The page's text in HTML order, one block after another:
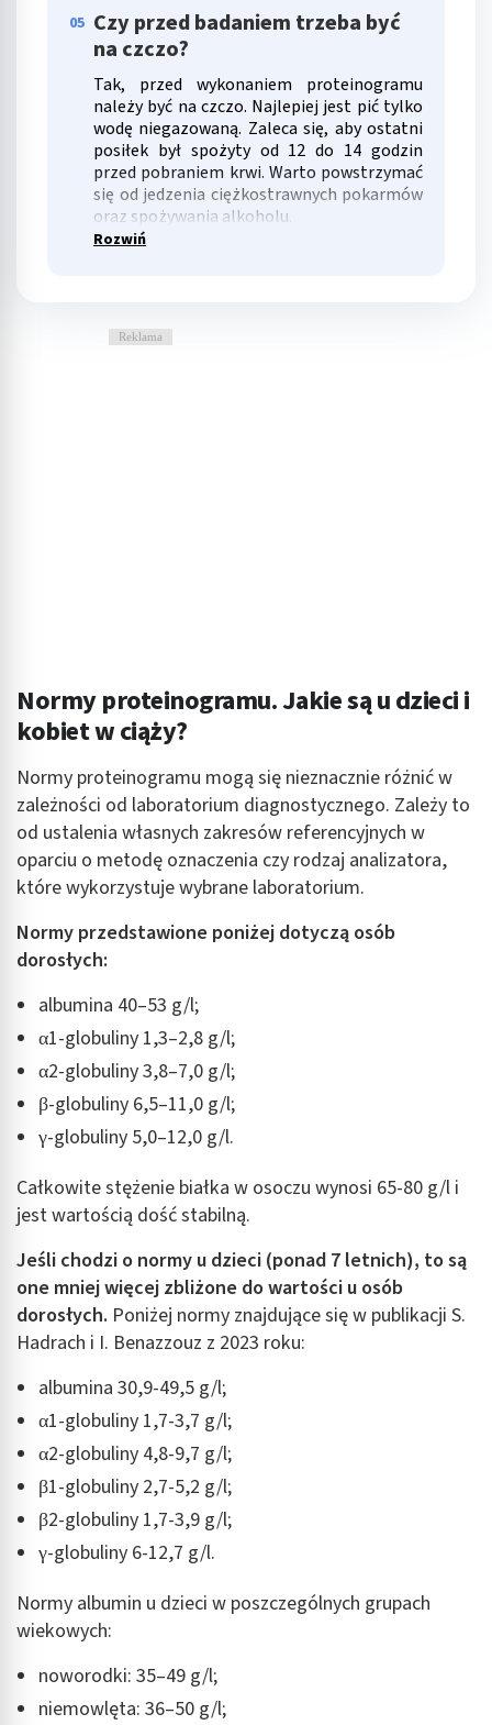
05 Czy przed badaniem trzeba być
na czczo?
Tak, przed wykonaniem proteinogramu
należy być na czczo. Najlepiej jest pić tylko
wodę niegazowaną. Zaleca się, aby ostatni
posiłek był spożyty od 12 do 14 godzin
przed pobraniem krwi. Warto powstrzymać
się od jedzenia ciężkostrawnych pokarmów
oraz spożywania alkoholu.
Rozwiń
Reklama
Normy proteinogramu. Jakie są u dzieci i
kobiet w ciąży?
Normy proteinogramu mogą się nieznacznie różnić w
zależności od laboratorium diagnostycznego. Zależy to
od ustalenia własnych zakresów referencyjnych w
oparciu o metodę oznaczenia czy rodzaj analizatora,
które wykorzystuje wybrane laboratorium.
Normy przedstawione poniżej dotyczą osób
dorosłych:
albumina 40–53 g/l;
α1-globuliny 1,3–2,8 g/l;
α2-globuliny 3,8–7,0 g/l;
β-globuliny 6,5–11,0 g/l;
γ-globuliny 5,0–12,0 g/l.
Całkowite stężenie białka w osoczu wynosi 65-80 g/l i
jest wartością dość stabilną.
Jeśli chodzi o normy u dzieci (ponad 7 letnich), to są
one mniej więcej zbliżone do wartości u osób
dorosłych. Poniżej normy znajdujące się w publikacji S.
Hadrach i I. Benazzouz z 2023 roku:
albumina 30,9-49,5 g/l;
α1-globuliny 1,7-3,7 g/l;
α2-globuliny 4,8-9,7 g/l;
β1-globuliny 2,7-5,2 g/l;
β2-globuliny 1,7-3,9 g/l;
γ-globuliny 6-12,7 g/l.
Normy albumin u dzieci w poszczególnych grupach
wiekowych:
noworodki: 35–49 g/l;
niemowlęta: 36–50 g/l;
Rozwój i ulepszanie usług
Wykorzystywanie ograniczonych danych do
wyboru treści
Funkcje specjalne IAB:
Użycie dokładnych danych geolokalizacyjnych
Identyfikowanie urządzeń na podstawie
aktywnie żądanych informacji
Cele przetwarzania inne niż IAB: